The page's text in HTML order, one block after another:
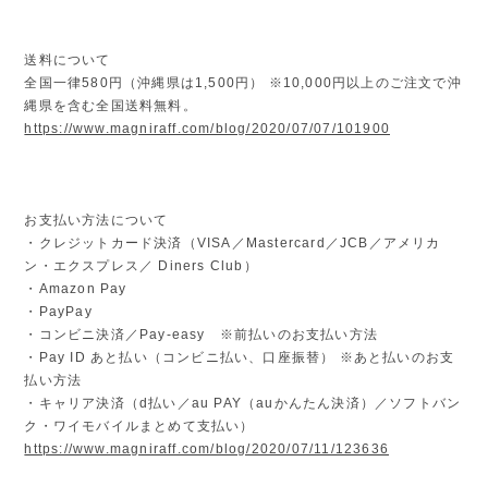
送料について
全国一律580円（沖縄県は1,500円） ※10,000円以上のご注文で沖
縄県を含む全国送料無料。
https://www.magniraff.com/blog/2020/07/07/101900
お支払い方法について
・クレジットカード決済（VISA／Mastercard／JCB／アメリカ
ン・エクスプレス／ Diners Club）
・Amazon Pay
・PayPay
・コンビニ決済／Pay-easy ※前払いのお支払い方法
・Pay ID あと払い（コンビニ払い、口座振替） ※あと払いのお支
払い方法
・キャリア決済（d払い／au PAY（auかんたん決済）／ソフトバン
ク・ワイモバイルまとめて支払い）
https://www.magniraff.com/blog/2020/07/11/123636